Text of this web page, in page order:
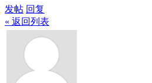
发帖 回复
« 返回列表